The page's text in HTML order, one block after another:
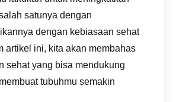
satunya dengan
dengan kebiasaan sehat
artikel ini, kita akan membahas
sehat yang bisa mendukung
tubuhmu semakin